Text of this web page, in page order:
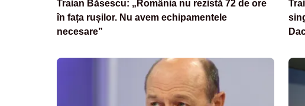
Traian Băsescu: „România nu rezistă 72 de ore
în fața rușilor. Nu avem echipamentele
necesare”